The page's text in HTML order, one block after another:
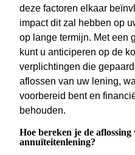
deze factoren elkaar
impact dit zal hebben op
op lange termijn. Met een
kunt u anticiperen op de
verplichtingen die
aflossen van uw lening,
voorbereid bent en
behouden.
Hoe bereken je de aflossing
annuïteitenlening?